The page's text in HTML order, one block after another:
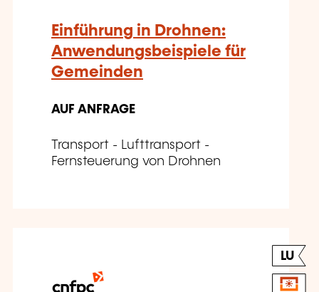
Einführung in Drohnen:
Anwendungsbeispiele für
Gemeinden
AUF ANFRAGE
Transport - Lufttransport -
Fernsteuerung von Drohnen
LU